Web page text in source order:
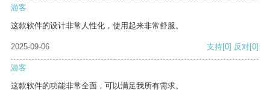
游客
这款软件的设计非常人性化，使用起来非常舒服。
2025-09-06 支持[0] 反对[0]
游客
这款软件的功能非常全面，可以满足我所有需求。